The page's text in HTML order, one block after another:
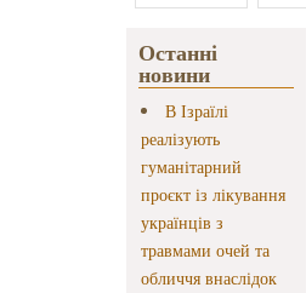
Останні
новини
В Ізраїлі
реалізують
гуманітарний
проєкт із лікування
українців з
травмами очей та
обличчя внаслідок